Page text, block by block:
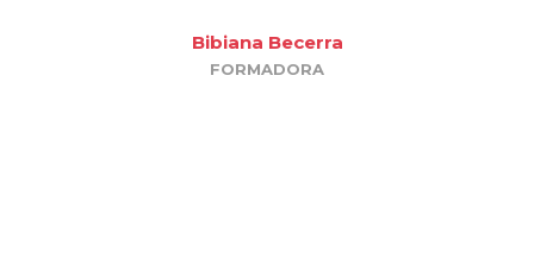
Bibiana Becerra
FORMADORA